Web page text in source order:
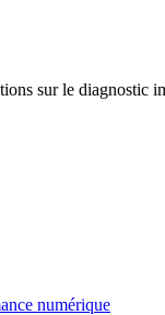
sur le diagnostic
numérique